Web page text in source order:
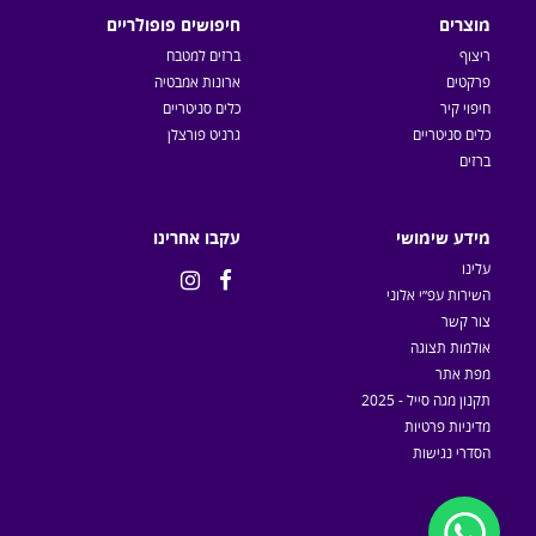
מוצרים
ריצוף
פרקטים
חיפוי קיר
כלים סניטריים
ברזים
חיפושים פופולריים
ברזים למטבח
ארונות אמבטיה
כלים סניטריים
גרניט פורצלן
מידע שימושי
עלינו
השירות עפ״י אלוני
צור קשר
אולמות תצוגה
מפת אתר
תקנון מגה סייל - 2025
מדיניות פרטיות
הסדרי נגישות
עקבו אחרינו

